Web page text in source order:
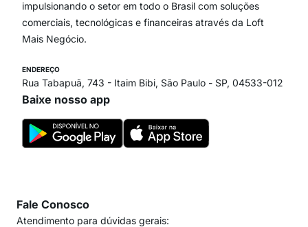
Itaim Bibi
impulsionando o setor em todo o Brasil com soluções
comerciais, tecnológicas e financeiras através da Loft
Mais Negócio.
ENDEREÇO
Rua Tabapuã, 743 - Itaim Bibi, São Paulo - SP, 04533-012
Baixe nosso app
Fale Conosco
Atendimento para dúvidas gerais: